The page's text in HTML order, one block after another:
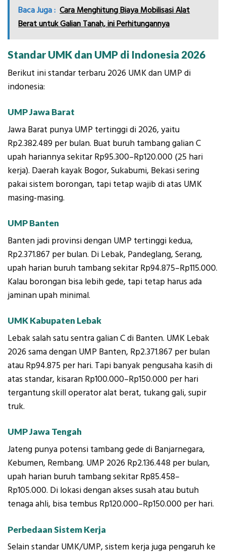
Baca Juga : Cara Menghitung Biaya Mobilisasi Alat
Berat untuk Galian Tanah, ini Perhitungannya
Standar UMK dan UMP di Indonesia 2026
Berikut ini standar terbaru 2026 UMK dan UMP di
indonesia:
UMP Jawa Barat
Jawa Barat punya UMP tertinggi di 2026, yaitu
Rp2.382.489 per bulan. Buat buruh tambang galian C
upah hariannya sekitar Rp95.300–Rp120.000 (25 hari
kerja). Daerah kayak Bogor, Sukabumi, Bekasi sering
pakai sistem borongan, tapi tetap wajib di atas UMK
masing-masing.
UMP Banten
Banten jadi provinsi dengan UMP tertinggi kedua,
Rp2.371.867 per bulan. Di Lebak, Pandeglang, Serang,
upah harian buruh tambang sekitar Rp94.875–Rp115.000.
Kalau borongan bisa lebih gede, tapi tetap harus ada
jaminan upah minimal.
UMK Kabupaten Lebak
Lebak salah satu sentra galian C di Banten. UMK Lebak
2026 sama dengan UMP Banten, Rp2.371.867 per bulan
atau Rp94.875 per hari. Tapi banyak pengusaha kasih di
atas standar, kisaran Rp100.000–Rp150.000 per hari
tergantung skill operator alat berat, tukang gali, supir
truk.
UMP Jawa Tengah
Jateng punya potensi tambang gede di Banjarnegara,
Kebumen, Rembang. UMP 2026 Rp2.136.448 per bulan,
upah harian buruh tambang sekitar Rp85.458–
Rp105.000. Di lokasi dengan akses susah atau butuh
tenaga ahli, bisa tembus Rp120.000–Rp150.000 per hari.
Perbedaan Sistem Kerja
Selain standar UMK/UMP, sistem kerja juga pengaruh ke